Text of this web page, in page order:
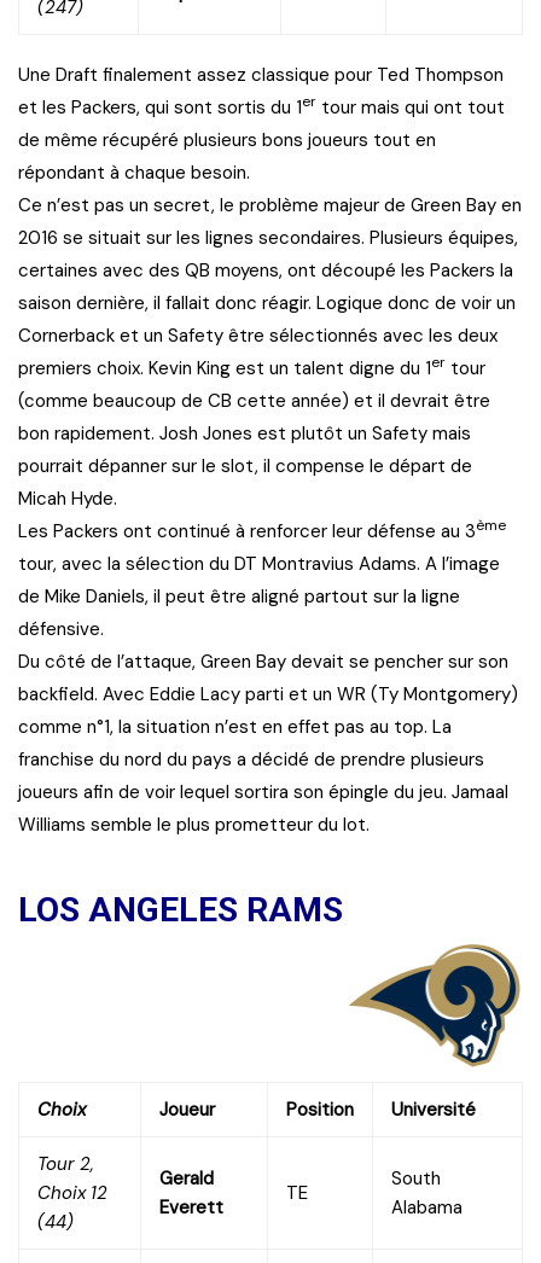
(247)
Une Draft finalement assez classique pour Ted Thompson
et les Packers, qui sont sortis du 1er tour mais qui ont tout
de même récupéré plusieurs bons joueurs tout en
répondant à chaque besoin.
Ce n’est pas un secret, le problème majeur de Green Bay en
2016 se situait sur les lignes secondaires. Plusieurs équipes,
certaines avec des QB moyens, ont découpé les Packers la
saison dernière, il fallait donc réagir. Logique donc de voir un
Cornerback et un Safety être sélectionnés avec les deux
premiers choix. Kevin King est un talent digne du 1er tour
(comme beaucoup de CB cette année) et il devrait être
bon rapidement. Josh Jones est plutôt un Safety mais
pourrait dépanner sur le slot, il compense le départ de
Micah Hyde.
Les Packers ont continué à renforcer leur défense au 3ème
tour, avec la sélection du DT Montravius Adams. A l’image
de Mike Daniels, il peut être aligné partout sur la ligne
défensive.
Du côté de l’attaque, Green Bay devait se pencher sur son
backfield. Avec Eddie Lacy parti et un WR (Ty Montgomery)
comme n°1, la situation n’est en effet pas au top. La
franchise du nord du pays a décidé de prendre plusieurs
joueurs afin de voir lequel sortira son épingle du jeu. Jamaal
Williams semble le plus prometteur du lot.
LOS ANGELES RAMS
Choix Joueur Position Université
Tour 2,
Choix 12
(44)
Gerald
Everett
TE
South
Alabama